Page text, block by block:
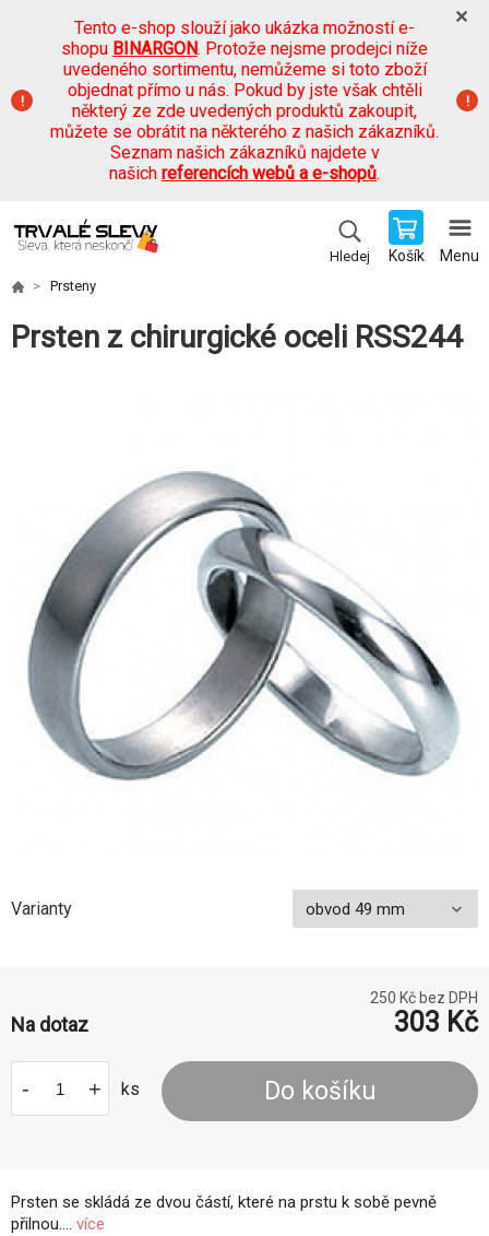
Tento e-shop slouží jako ukázka možností e-
shopu BINARGON. Protože nejsme prodejci níže
uvedeného sortimentu, nemůžeme si toto zboží
objednat přímo u nás. Pokud by jste však chtěli
některý ze zde uvedených produktů zakoupit,
můžete se obrátit na některého z našich zákazníků.
Seznam našich zákazníků najdete v
našich referencích webů a e-shopů.
Hledej Košík Menu
Prsteny
Prsten z chirurgické oceli RSS244
Prsten se skládá ze dvou částí, které na prstu k sobě pevně
přilnou.... více
Varianty
250 Kč bez DPH
Na dotaz 303 Kč
- + ks Do košíku